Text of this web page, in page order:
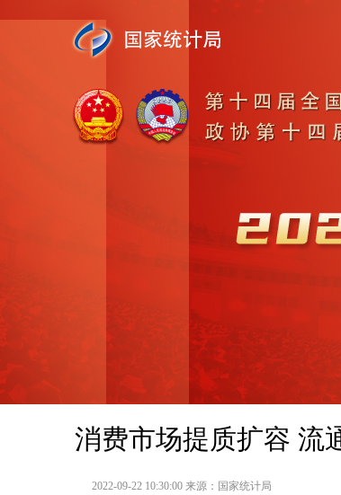
消费市场提质扩容
2022-09-22 10:30:00 来源：国家统计局